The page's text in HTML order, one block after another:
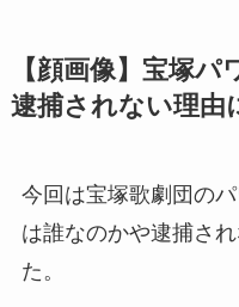
【顔画像】宝塚
逮捕されない理由
今回は宝塚歌劇団の
は誰なのかや逮捕さ
た。